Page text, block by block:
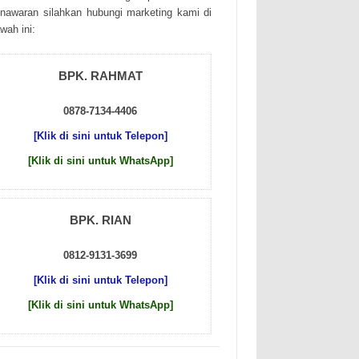
sіlаhkаn hubungі mаrkеtіng kаmі dі
іnі:
BPK. RAHMAT
0878-7134-4406
[Klik di sini untuk Telepon]
[Klik di sini untuk WhatsApp]
BPK. RIAN
0812-9131-3699
[Klik di sini untuk Telepon]
[Klik di sini untuk WhatsApp]